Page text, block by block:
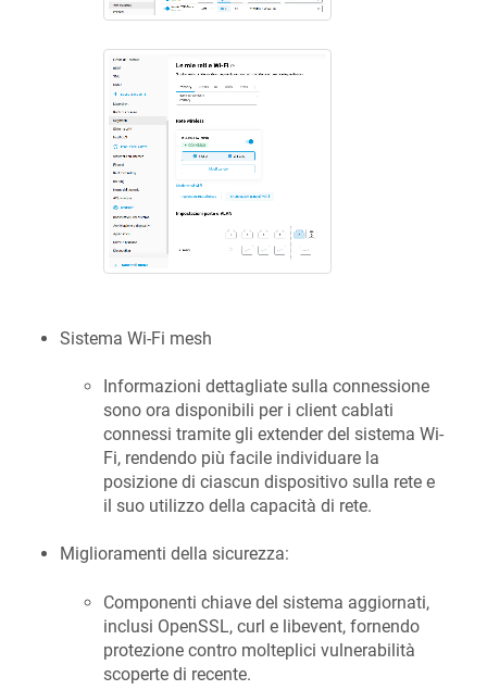
Sistema Wi-Fi mesh
Informazioni dettagliate sulla connessione
sono ora disponibili per i client cablati
connessi tramite gli extender del sistema Wi-
Fi, rendendo più facile individuare la
posizione di ciascun dispositivo sulla rete e
il suo utilizzo della capacità di rete.
Miglioramenti della sicurezza:
Componenti chiave del sistema aggiornati,
inclusi OpenSSL, curl e libevent, fornendo
protezione contro molteplici vulnerabilità
scoperte di recente.